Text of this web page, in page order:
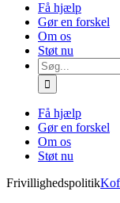
Få hjælp
Gør en forskel
Om os
Støt nu
Søg
efter:
Få hjælp
Gør en forskel
Om os
Støt nu
Frivillighedspolitik